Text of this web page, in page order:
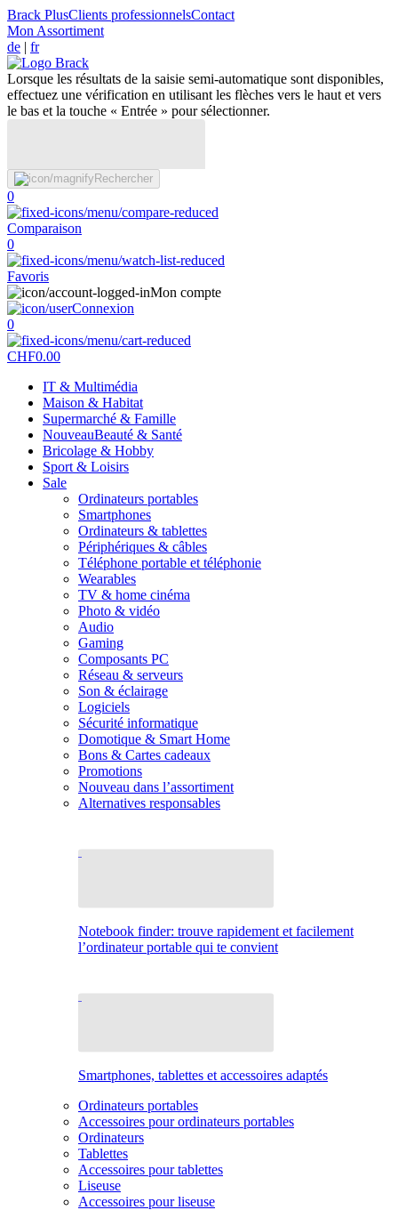
Brack PlusClients professionnelsContact
Mon Assortiment
de | fr
Lorsque les résultats de la saisie semi-automatique sont disponibles,
effectuez une vérification en utilisant les flèches vers le haut et vers
le bas et la touche « Entrée » pour sélectionner.
Rechercher
0
Comparaison
0
Favoris
Mon compte
Connexion
0
CHF0.00
IT & Multimédia
Maison & Habitat
Supermarché & Famille
NouveauBeauté & Santé
Bricolage & Hobby
Sport & Loisirs
Sale
Ordinateurs portables
Smartphones
Ordinateurs & tablettes
Périphériques & câbles
Téléphone portable et téléphonie
Wearables
TV & home cinéma
Photo & vidéo
Audio
Gaming
Composants PC
Réseau & serveurs
Son & éclairage
Logiciels
Sécurité informatique
Domotique & Smart Home
Bons & Cartes cadeaux
Promotions
Nouveau dans l’assortiment
Alternatives responsables
Notebook finder: trouve rapidement et facilement
l’ordinateur portable qui te convient
Smartphones, tablettes et accessoires adaptés
Ordinateurs portables
Accessoires pour ordinateurs portables
Ordinateurs
Tablettes
Accessoires pour tablettes
Liseuse
Accessoires pour liseuse